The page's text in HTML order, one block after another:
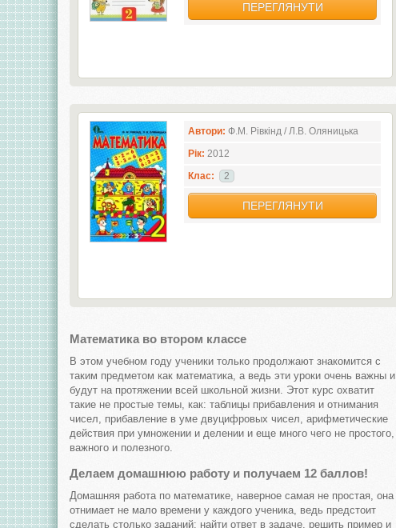
ПЕРЕГЛЯНУТИ
Автори: Ф.М. Рівкінд / Л.В. Оляницька
Рік: 2012
Клас:
2
ПЕРЕГЛЯНУТИ
Математика во втором классе
В этом учебном году ученики только продолжают знакомится с
таким предметом как математика, а ведь эти уроки очень важны и
будут на протяжении всей школьной жизни. Этот курс охватит
такие не простые темы, как: таблицы прибавления и отнимания
чисел, прибавление в уме двуцифровых чисел, арифметические
действия при умножении и делении и еще много чего не простого,
важного и полезного.
Делаем домашнюю работу и получаем 12 баллов!
Домашняя работа по математике, наверное самая не простая, она
отнимает не мало времени у каждого ученика, ведь предстоит
сделать столько заданий: найти ответ в задаче, решить пример и